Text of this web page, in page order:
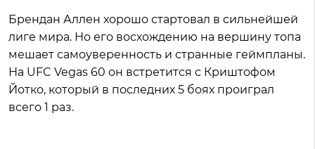
Брендан Аллен хорошо стартовал в сильнейшей
лиге мира. Но его восхождению на вершину топа
мешает самоуверенность и странные геймпланы.
На UFC Vegas 60 он встретится с Криштофом
Йотко, который в последних 5 боях проиграл
всего 1 раз.